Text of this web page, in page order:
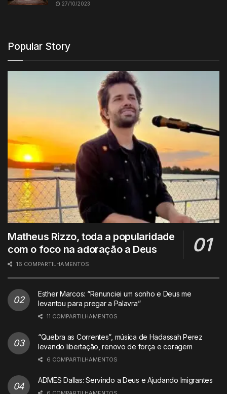
27/10/2023
Popular Story
Matheus Rizzo, toda a popularidade
com o foco na adoração a Deus
16 COMPARTILHAMENTOS
Esther Marcos: “Renunciei um sonho e Deus me
levantou para pregar a Palavra”
11 COMPARTILHAMENTOS
“Quebra as Correntes”, música de Hadassah Perez
levando libertação, renovo de força e coragem
6 COMPARTILHAMENTOS
ADMES Dallas: Servindo a Deus e Ajudando Imigrantes